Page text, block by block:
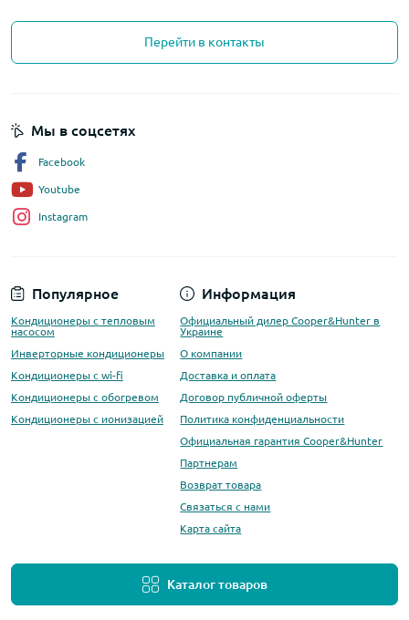
Перейти в контакты
Популярное
Кондиционеры с тепловым
насосом
Инверторные кондиционеры
Кондиционеры с wi-fi
Кондиционеры с обогревом
Кондиционеры с ионизацией
Информация
Официальный дилер Cooper&Hunter в
Украине
О компании
Доставка и оплата
Договор публичной оферты
Политика конфиденциальности
Официальная гарантия Cooper&Hunter
Партнерам
Возврат товара
Связаться с нами
Карта сайта
Каталог товаров
Мы в соцсетях
Facebook
Youtube
Instagram